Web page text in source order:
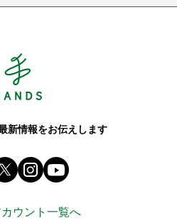
新情報をお伝えします
ハンズ公式ファンページ
X(旧 twitter) @Hands_official_
instagram
ウント一覧へ